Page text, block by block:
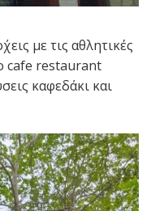
με τις αθλητικές
cafe restaurant
καφεδάκι και